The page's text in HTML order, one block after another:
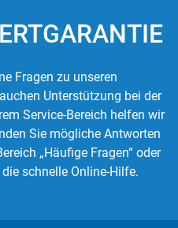
Fragen zu unseren
Unterstützung bei der
Service-Bereich helfen wir
Sie mögliche Antworten
„Häufige Fragen“ oder
schnelle Online-Hilfe.